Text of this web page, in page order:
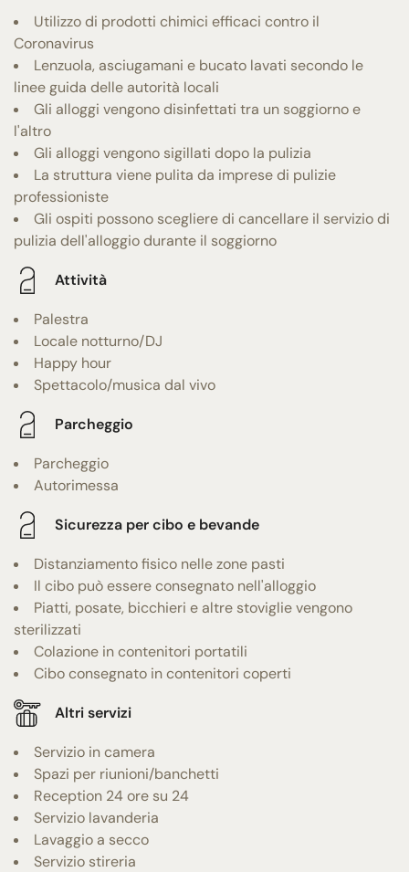
Utilizzo di prodotti chimici efficaci contro il
Coronavirus
Lenzuola, asciugamani e bucato lavati secondo le
linee guida delle autorità locali
Gli alloggi vengono disinfettati tra un soggiorno e
l'altro
Gli alloggi vengono sigillati dopo la pulizia
La struttura viene pulita da imprese di pulizie
professioniste
Gli ospiti possono scegliere di cancellare il servizio di
pulizia dell'alloggio durante il soggiorno
Attività
Palestra
Locale notturno/DJ
Happy hour
Spettacolo/musica dal vivo
Parcheggio
Parcheggio
Autorimessa
Sicurezza per cibo e bevande
Distanziamento fisico nelle zone pasti
Il cibo può essere consegnato nell'alloggio
Piatti, posate, bicchieri e altre stoviglie vengono
sterilizzati
Colazione in contenitori portatili
Cibo consegnato in contenitori coperti
Altri servizi
Servizio in camera
Spazi per riunioni/banchetti
Reception 24 ore su 24
Servizio lavanderia
Lavaggio a secco
Servizio stireria